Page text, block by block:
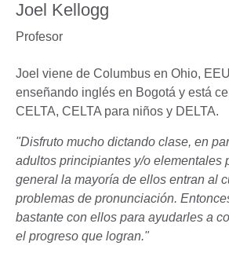
Joel Kellogg
Profesor
Joel viene de Columbus en Ohio,
enseñando inglés en Bogotá y está
CELTA, CELTA para niños y DELTA.
"Disfruto mucho dictando clase, en
adultos principiantes y/o elementales
general la mayoría de ellos entran al
problemas de pronunciación.
bastante con ellos para ayudarles a
el progreso que logran."